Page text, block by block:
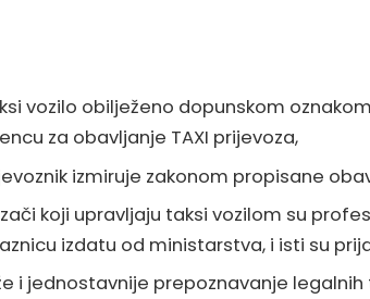
vozilo obilježeno dopunskom
za obavljanje TAXI prijevoza,
izmiruje zakonom propisane
koji upravljaju taksi vozilom su
izdatu od ministarstva, i isti su
i jednostavnije prepoznavanje